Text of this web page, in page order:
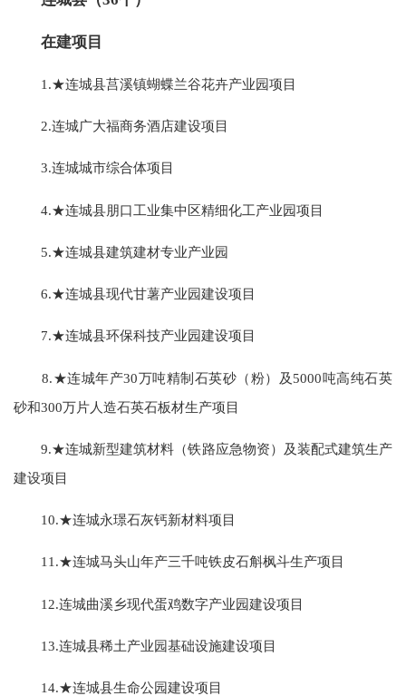
在建项目
1.★连城县莒溪镇蝴蝶兰谷花卉产业园项目
2.连城广大福商务酒店建设项目
3.连城城市综合体项目
4.★连城县朋口工业集中区精细化工产业园项目
5.★连城县建筑建材专业产业园
6.★连城县现代甘薯产业园建设项目
7.★连城县环保科技产业园建设项目
8.★连城年产30万吨精制石英砂（粉）及5000吨高纯石英
砂和300万片人造石英石板材生产项目
9.★连城新型建筑材料（铁路应急物资）及装配式建筑生产
建设项目
10.★连城永璟石灰钙新材料项目
11.★连城马头山年产三千吨铁皮石斛枫斗生产项目
12.连城曲溪乡现代蛋鸡数字产业园建设项目
13.连城县稀土产业园基础设施建设项目
14.★连城县生命公园建设项目